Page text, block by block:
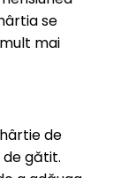
se
mai
de
gătit.